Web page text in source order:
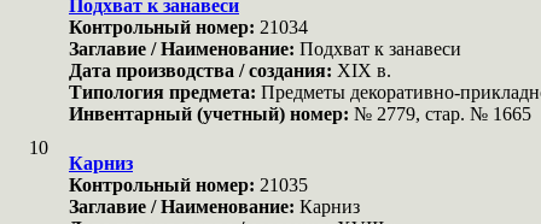
Подхват к занавеси
Контрольный номер: 21034
Заглавие / Наименование: Подхват к занавеси
Дата производства / создания: XIX в.
Типология предмета: Предметы декоративно-
Инвентарный (учетный) номер: № 2779, стар. № 1665
10
Карниз
Контрольный номер: 21035
Заглавие / Наименование: Карниз